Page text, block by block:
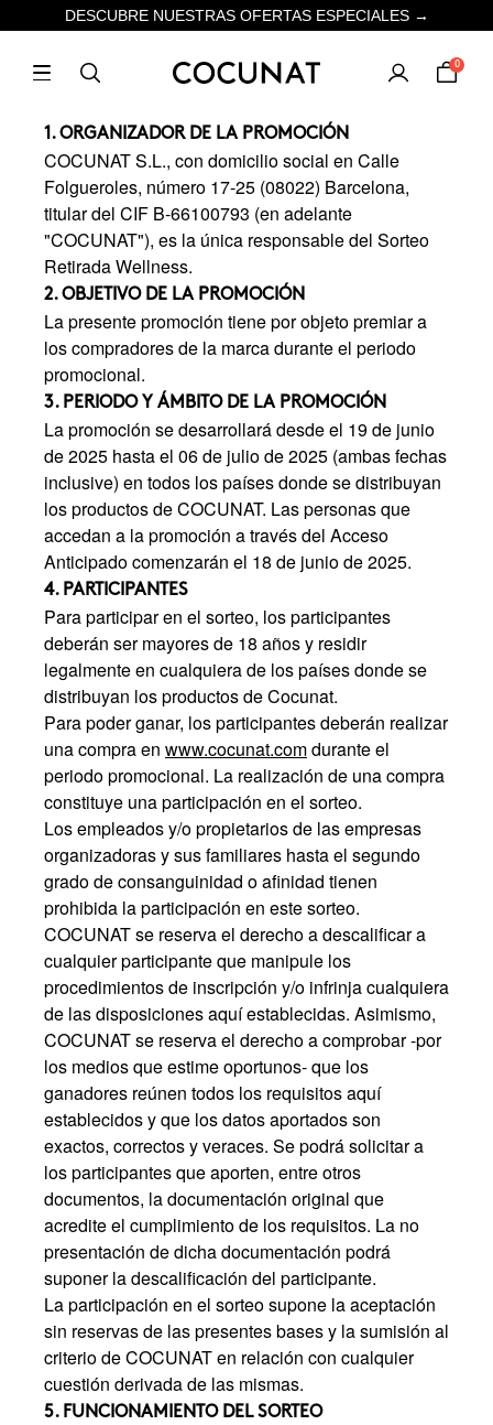
DESCUBRE NUESTRAS OFERTAS ESPECIALES →
0
1. ORGANIZADOR DE LA PROMOCIÓN
COCUNAT S.L., con domicilio social en Calle
Folgueroles, número 17-25 (08022) Barcelona,
titular del CIF B-66100793 (en adelante
"COCUNAT"), es la única responsable del Sorteo
Retirada Wellness.
2. OBJETIVO DE LA PROMOCIÓN
La presente promoción tiene por objeto premiar a
los compradores de la marca durante el periodo
promocional.
3. PERIODO Y ÁMBITO DE LA PROMOCIÓN
La promoción se desarrollará desde el 19 de junio
de 2025 hasta el 06 de julio de 2025 (ambas fechas
inclusive) en todos los países donde se distribuyan
los productos de COCUNAT. Las personas que
accedan a la promoción a través del Acceso
Anticipado comenzarán el 18 de junio de 2025.
4. PARTICIPANTES
Para participar en el sorteo, los participantes
deberán ser mayores de 18 años y residir
legalmente en cualquiera de los países donde se
distribuyan los productos de Cocunat.
Para poder ganar, los participantes deberán realizar
una compra en www.cocunat.comdurante el
periodo promocional. La realización de una compra
constituye una participación en el sorteo.
Los empleados y/o propietarios de las empresas
organizadoras y sus familiares hasta el segundo
grado de consanguinidad o afinidad tienen
prohibida la participación en este sorteo.
COCUNAT se reserva el derecho a descalificar a
cualquier participante que manipule los
procedimientos de inscripción y/o infrinja cualquiera
de las disposiciones aquí establecidas. Asimismo,
COCUNAT se reserva el derecho a comprobar -por
los medios que estime oportunos- que los
ganadores reúnen todos los requisitos aquí
establecidos y que los datos aportados son
exactos, correctos y veraces. Se podrá solicitar a
los participantes que aporten, entre otros
documentos, la documentación original que
acredite el cumplimiento de los requisitos. La no
presentación de dicha documentación podrá
suponer la descalificación del participante.
La participación en el sorteo supone la aceptación
sin reservas de las presentes bases y la sumisión al
criterio de COCUNAT en relación con cualquier
cuestión derivada de las mismas.
5. FUNCIONAMIENTO DEL SORTEO